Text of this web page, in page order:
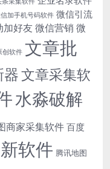
加手机号码软件 微信引流
加好友 微信营销 微
创软件 文章批
器文章采集软
水淼破解
商家采集软件 百度
软件 腾讯地图